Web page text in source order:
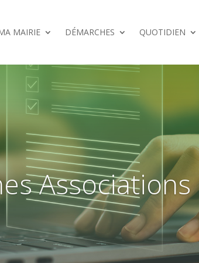
MAIRIE DÉMARCHES QUOTIDIEN
Associations